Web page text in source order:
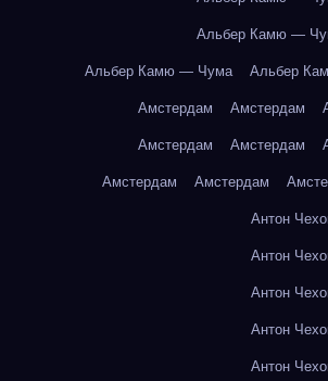
Альбер Камю —
Альбер Камю — Чума Альбер
Амстердам Амстердам
Амстердам Амстердам
Амстердам Амстердам
Антон
Антон
Антон
Антон
Антон